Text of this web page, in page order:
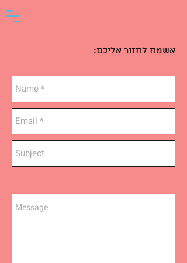
אשמח לחזור אליכם: